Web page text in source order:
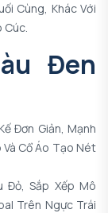
Cùng, Khác Với
Cúc.
Đen
Đơn Giản, Mạnh
Và Cổ Áo Tạo Nét
Đỏ, Sắp Xếp Mô
Trên Ngực Trái